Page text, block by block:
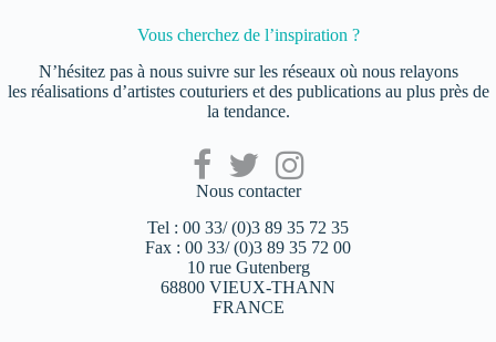
Vous cherchez de l’inspiration ?
N’hésitez pas à nous suivre sur les réseaux où nous relayons
les réalisations d’artistes couturiers et des publications au plus près de
la tendance.
Nous contacter
Tel : 00 33/ (0)3 89 35 72 35
Fax : 00 33/ (0)3 89 35 72 00
10 rue Gutenberg
68800 VIEUX-THANN
FRANCE